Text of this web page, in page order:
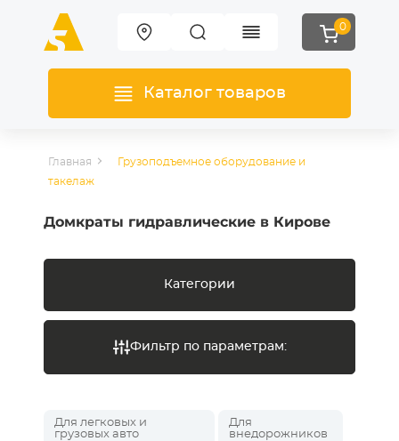
0
Каталог товаров
Главная
Грузоподъемное оборудование и
такелаж
Домкраты гидравлические в Кирове
Категории
Фильтр по параметрам:
Для легковых и
грузовых авто
Для
внедорожников